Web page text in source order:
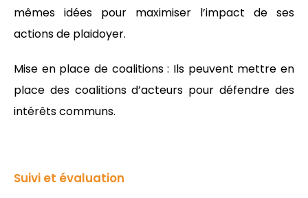
mêmes idées pour maximiser l’impact de ses
actions de plaidoyer.
Mise en place de coalitions : Ils peuvent mettre en
place des coalitions d’acteurs pour défendre des
intérêts communs.
Suivi et évaluation